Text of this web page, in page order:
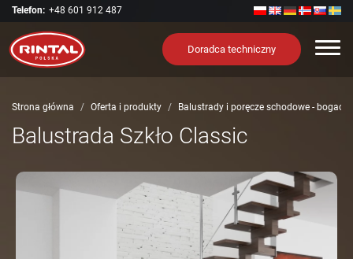
Telefon: +48 601 912 487
Doradca techniczny
Strona główna Oferta i produkty Balustrady i poręcze schodowe -
Balustrada Szkło Classic